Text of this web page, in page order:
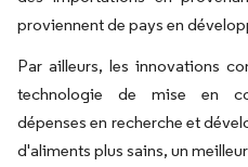
proviennent de pays en
Par ailleurs, les innovations
technologie de mise en
dépenses en recherche et
d'aliments plus sains, un